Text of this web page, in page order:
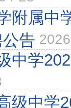
附属中
告
中学
级中学